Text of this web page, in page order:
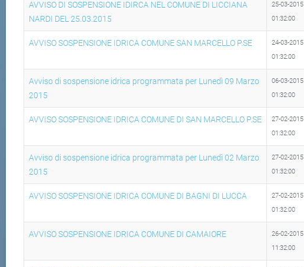
AVVISO DI SOSPENSIONE IDIRCA NEL COMUNE DI LICCIANA
NARDI DEL 25.03.2015
25-03-2015
01:32:00
AVVISO SOSPENSIONE IDRICA COMUNE SAN MARCELLO P.SE
24-03-2015
01:32:00
Avviso di sospensione idrica programmata per Lunedì 09 Marzo
2015
06-03-2015
01:32:00
AVVISO SOSPENSIONE IDRICA COMUNE DI SAN MARCELLO P.SE
27-02-2015
01:32:00
Avviso di sospensione idrica programmata per Lunedì 02 Marzo
2015
27-02-2015
01:32:00
AVVISO SOSPENSIONE IDRICA COMUNE DI BAGNI DI LUCCA
27-02-2015
01:32:00
AVVISO SOSPENSIONE IDRICA COMUNE DI CAMAIORE
26-02-2015
11:32:00